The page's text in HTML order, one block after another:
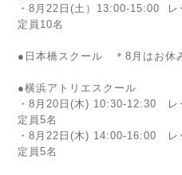
・8月22日(土）13:00-15:00
レ
定員10名
● 日本橋スクール ＊8月はお休
●横浜アトリエスクール
・8月20日(木) 10:30-12:30
レ
定員5名
・8月22日(木) 14:00-16:00
レ
定員5名